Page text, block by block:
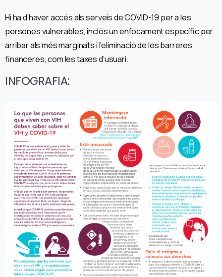
Hi ha d’haver accés als serveis de COVID-19 per a les
persones vulnerables, inclòs un enfocament específic per
arribar als més marginats i l’eliminació de les barreres
financeres, com les taxes d’usuari.
INFOGRAFIA: